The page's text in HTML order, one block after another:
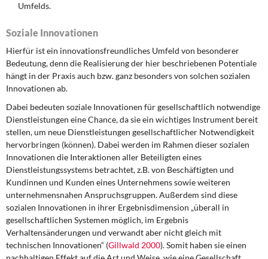
Umfelds.
Soziale Innovationen
Hierfür ist ein innovationsfreundliches Umfeld von besonderer
Bedeutung, denn die Realisierung der hier beschriebenen Potentiale
hängt in der Praxis auch bzw. ganz besonders von solchen sozialen
Innovationen ab.
Dabei bedeuten soziale Innovationen für gesellschaftlich notwendige
Dienstleistungen eine Chance, da sie ein wichtiges Instrument bereit
stellen, um neue Dienstleistungen gesellschaftlicher Notwendigkeit
hervorbringen (können). Dabei werden im Rahmen dieser sozialen
Innovationen die Interaktionen aller Beteiligten eines
Dienstleistungssystems betrachtet, z.B. von Beschäftigten und
Kundinnen und Kunden eines Unternehmens sowie weiteren
unternehmensnahen Anspruchsgruppen. Außerdem sind diese
sozialen Innovationen in ihrer Ergebnisdimension „überall in
gesellschaftlichen Systemen möglich, im Ergebnis
Verhaltensänderungen und verwandt aber nicht gleich mit
technischen Innovationen“ (Gillwald 2000). Somit haben sie einen